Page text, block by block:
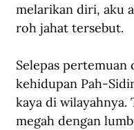
melarikan diri, aku
roh jahat tersebut.
Selepas pertemuan
kehidupan Pah-
kaya di
megah dengan